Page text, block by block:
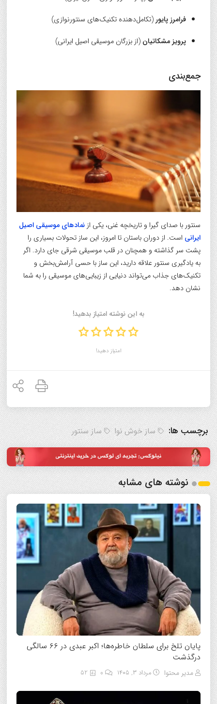
فرامرز پایور(تکامل‌دهنده تکنیک‌های سنتورنوازی)
پرویز مشکاتیان (از بزرگان موسیقی اصیل ایرانی)
جمع‌بندی
سنتور با صدای گیرا و تاریخچه غنی، یکی ازنمادهای موسیقی اصیل
ایرانی است. از دوران باستان تا امروز، این ساز تحولات بسیاری را
پشت سر گذاشته و همچنان در قلب موسیقی شرقی جای دارد. اگر
به یادگیری سنتور علاقه دارید، این ساز با حسی آرامش‌بخش و
تکنیک‌های جذاب می‌تواند دنیایی از زیبایی‌های موسیقی را به شما
نشان دهد.
به این نوشته امتیاز بدهید!
امتیاز دهید!
برچسب ها: ساز خوش نوا ساز سنتور
نوشته های مشابه
پایان تلخ برای سلطان خاطره‌ها؛ اکبر عبدی در ۶۶ سالگی
درگذشت
مدیر محتوا مرداد ۳, ۱۴۰۵ 52